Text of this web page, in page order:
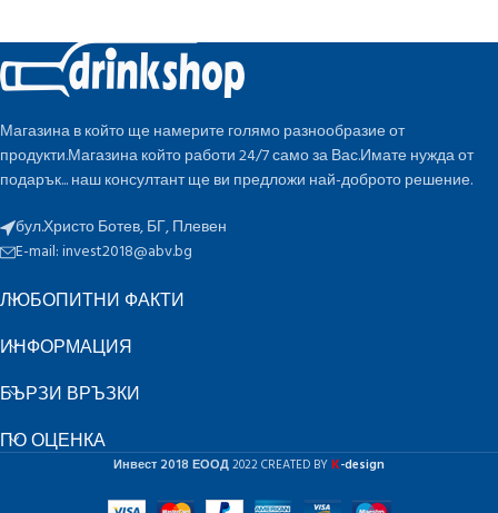
Магазина в който ще намерите голямо разнообразие от
продукти.Магазина който работи 24/7 само за Вас.Имате нужда от
подарък... наш консултант ще ви предложи най-доброто решение.
бул.Христо Ботев, БГ, Плевен
E-mail:invest2018@abv.bg
ЛЮБОПИТНИ ФАКТИ
ИНФОРМАЦИЯ
БЪРЗИ ВРЪЗКИ
ПО ОЦЕНКА
Инвест 2018 ЕООД2022 CREATED BY K-design